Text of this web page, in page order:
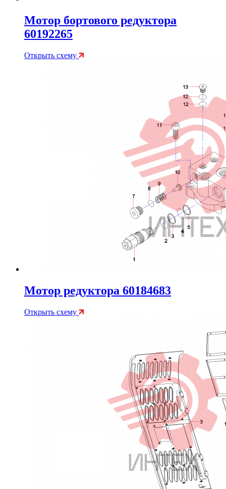
Мотор бортового редуктора
60192265
Открыть схему
Мотор редуктора 60184683
Открыть схему